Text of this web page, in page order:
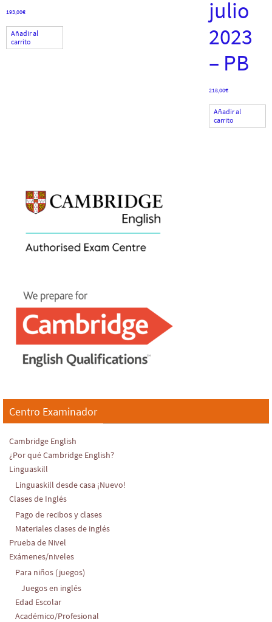
193,00€
Añadir al
carrito
julio
2023
– PB
218,00€
Añadir al
carrito
Centro Examinador
Cambridge English
¿Por qué Cambridge English?
Linguaskill
Linguaskill desde casa ¡Nuevo!
Clases de Inglés
Pago de recibos y clases
Materiales clases de inglés
Prueba de Nivel
Exámenes/niveles
Para niños (juegos)
Juegos en inglés
Edad Escolar
Académico/Profesional